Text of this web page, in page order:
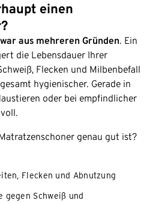
einen
aus mehreren Gründen. Ein
die Lebensdauer Ihrer
Flecken und Milbenbefall
hygienischer. Gerade in
oder bei empfindlicher
genau gut ist?
Flecken und Abnutzung
Schweiß und